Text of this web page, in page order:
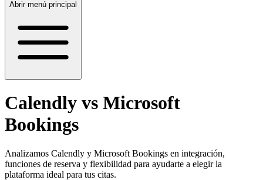
Abrir menú principal
Calendly vs Microsoft
Bookings
Analizamos Calendly y Microsoft Bookings en integración,
funciones de reserva y flexibilidad para ayudarte a elegir la
plataforma ideal para tus citas.